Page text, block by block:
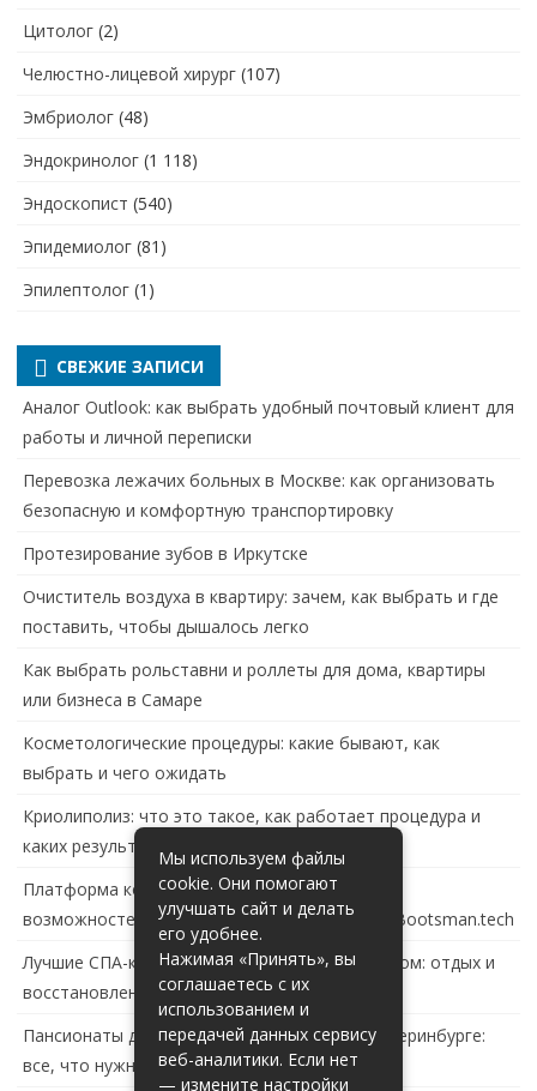
Цитолог (2)
Челюстно-лицевой хирург (107)
Эмбриолог (48)
Эндокринолог (1 118)
Эндоскопист (540)
Эпидемиолог (81)
Эпилептолог (1)
СВЕЖИЕ ЗАПИСИ
Аналог Outlook: как выбрать удобный почтовый клиент для
работы и личной переписки
Перевозка лежачих больных в Москве: как организовать
безопасную и комфортную транспортировку
Протезирование зубов в Иркутске
Очиститель воздуха в квартиру: зачем, как выбрать и где
поставить, чтобы дышалось легко
Как выбрать рольставни и роллеты для дома, квартиры
или бизнеса в Самаре
Косметологические процедуры: какие бывают, как
выбрать и чего ожидать
Криолиполиз: что это такое, как работает процедура и
каких результатов ждать
Платформа контейнеризации в России: обзор
возможностей и перспектив развития сайта Bootsman.tech
Лучшие СПА-комплексы в Тольятти с бассейном: отдых и
восстановление за городом
Пансионаты для пожилых с деменцией в Екатеринбурге:
все, что нужно знать
Мы используем файлы
cookie. Они помогают
улучшать сайт и делать
его удобнее.
Нажимая «Принять», вы
соглашаетесь с их
использованием и
передачей данных сервису
веб-аналитики. Если нет
— измените настройки